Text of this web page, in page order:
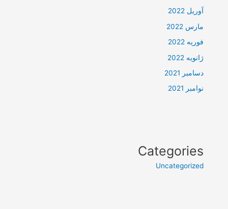
آوریل 2022
مارس 2022
فوریه 2022
ژانویه 2022
دسامبر 2021
نوامبر 2021
Categories
Uncategorized